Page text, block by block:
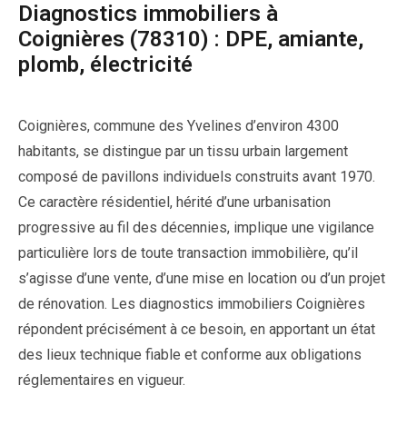
Diagnostics immobiliers à
Coignières (78310) : DPE, amiante,
plomb, électricité
Coignières, commune des Yvelines d’environ 4300
habitants, se distingue par un tissu urbain largement
composé de pavillons individuels construits avant 1970.
Ce caractère résidentiel, hérité d’une urbanisation
progressive au fil des décennies, implique une vigilance
particulière lors de toute transaction immobilière, qu’il
s’agisse d’une vente, d’une mise en location ou d’un projet
de rénovation. Les diagnostics immobiliers Coignières
répondent précisément à ce besoin, en apportant un état
des lieux technique fiable et conforme aux obligations
réglementaires en vigueur.